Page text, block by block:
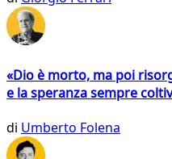
«Dio è morto, ma poi
e la speranza sempre
di Umberto Folena